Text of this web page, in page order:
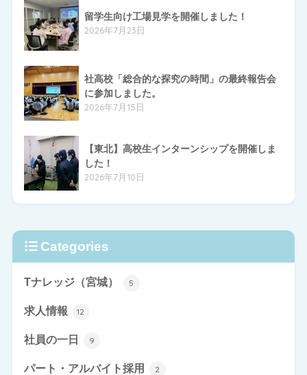
留学生向け工場見学を開催しました！
2026年7月23日
社高校「総合的な探究の時間」の最終報告会
に参加しました。
2026年7月15日
【東北】高校生インターンシップを開催しま
した！
2026年7月10日
Categories
Tナレッジ（宮城） 5
求人情報 12
社員の一日 9
パート・アルバイト採用 2